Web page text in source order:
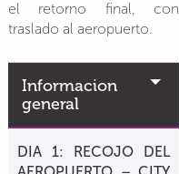
el retorno final, con
traslado al aeropuerto.
Informacion
general
DIA 1: RECOJO DEL